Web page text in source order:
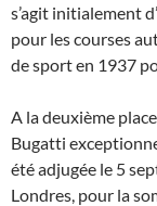
s’agit initialement
pour les courses
de sport en 1937
A la deuxième
Bugatti
été adjugée le 5
Londres, pour la